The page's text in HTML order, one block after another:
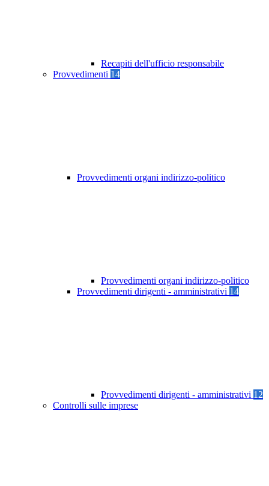
Recapiti dell'ufficio responsabile
Provvedimenti 14
Provvedimenti organi indirizzo-politico
Provvedimenti organi indirizzo-politico
Provvedimenti dirigenti - amministrativi 14
Provvedimenti dirigenti - amministrativi 12
Controlli sulle imprese